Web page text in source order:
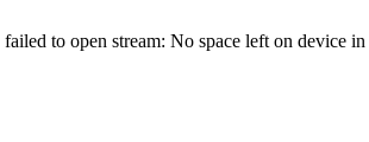
to open stream: No space left on device in